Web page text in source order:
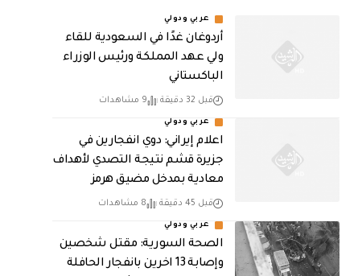
عربي ودولي
أردوغان غدًا في السعودية للقاء
ولي عهد المملكة ورئيس الوزراء
الباكستاني
قبل 32 دقيقة 9 مشاهدات
عربي ودولي
اعلام إيراني: دوي انفجارين في
جزيرة قشم نتيجة التصدي لأهداف
معادية بمدخل مضيق هرمز
قبل 45 دقيقة 8 مشاهدات
عربي ودولي
الصحة السورية: مقتل شخصين
وإصابة 13 اخرين بانفجار الحافلة